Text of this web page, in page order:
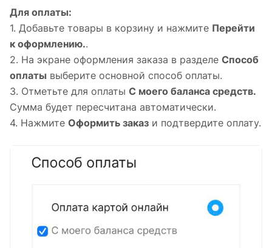
Для оплаты:
1. Добавьте товары в корзину и нажмите Перейти
к оформлению..
2. На экране оформления заказа в разделе Способ
оплаты выберите основной способ оплаты.
3. Отметьте для оплаты С моего баланса средств.
Сумма будет пересчитана автоматически.
4. Нажмите Оформить заказ и подтвердите оплату.